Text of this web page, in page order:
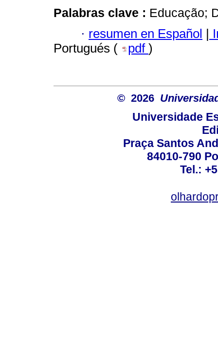
Palabras clave : Educação;
· resumen en Español |
Portugués (
pdf )
© 2026
Universidade
Praça Santos
84010-790
Tel.: